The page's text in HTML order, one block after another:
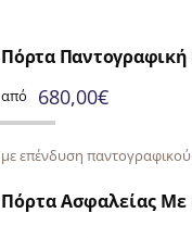
Πόρτα Παντογραφική
από 680,00€
με επένδυση
Πόρτα Ασφαλείας